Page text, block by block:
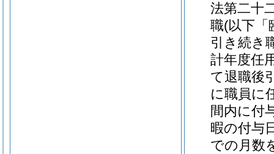
法第二十
職(以下「
引き続き
計年度任
て退職後
に職員に
間内に付
暇の付与
での月数